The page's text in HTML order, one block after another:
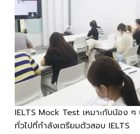
IELTS Mock Testเหมาะกับน้อง ๆ
ทั่วไปที่กำลังเตรียมตัวสอบ IELTS